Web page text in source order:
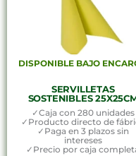
DISPONIBLE BAJO
SERVILLETAS
SOSTENIBLES
✓Caja con 280 unidades
✓Producto directo de
✓Paga en 3 plazos sin
intereses
✓Precio por caja